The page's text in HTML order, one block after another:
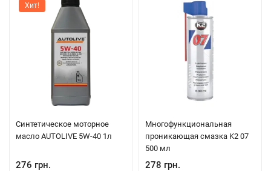
Хит!
Синтетическое моторное
масло AUTOLIVE 5W-40 1л
276 грн.
Многофункциональная
проникающая смазка K2 07
500 мл
278 грн.